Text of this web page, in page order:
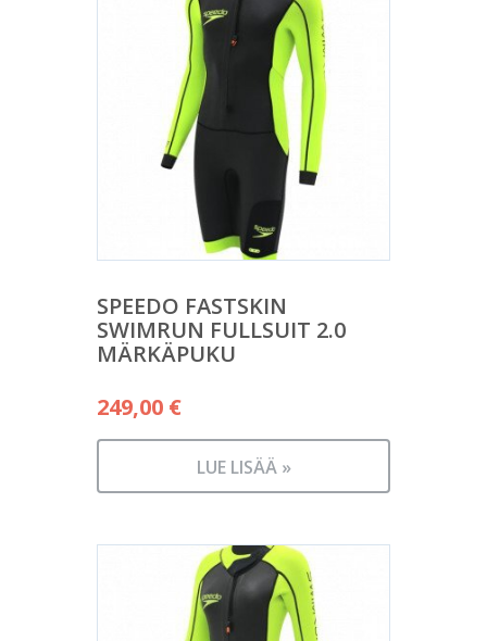
SPEEDO FASTSKIN
SWIMRUN FULLSUIT 2.0
MÄRKÄPUKU
249,00 €
LUE LISÄÄ »